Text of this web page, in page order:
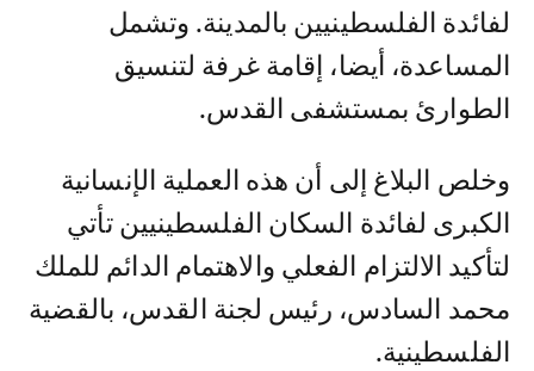
لفائدة الفلسطينيين بالمدينة. وتشمل
المساعدة، أيضا، إقامة غرفة لتنسيق
الطوارئ بمستشفى القدس.
وخلص البلاغ إلى أن هذه العملية الإنسانية
الكبرى لفائدة السكان الفلسطينيين تأتي
لتأكيد الالتزام الفعلي والاهتمام الدائم للملك
محمد السادس، رئيس لجنة القدس، بالقضية
الفلسطينية.